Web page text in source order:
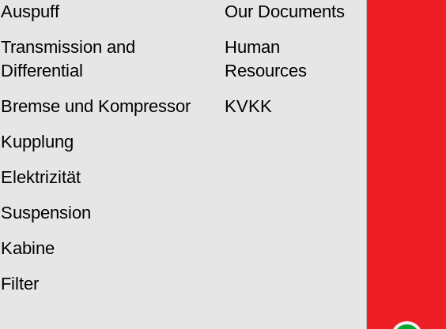
Auspuff
Transmission and
Differential
Bremse und Kompressor
Kupplung
Elektrizität
Suspension
Kabine
Filter
Our Documents
Human
Resources
KVKK